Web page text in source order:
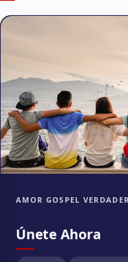
AMOR GOSPEL
Únete Ahora